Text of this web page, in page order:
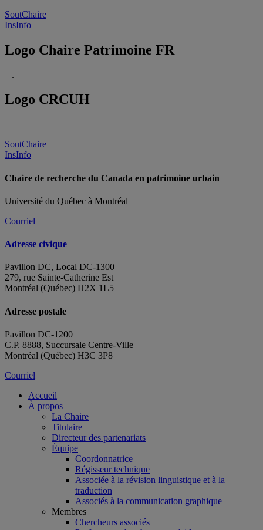
SoutChaire
InsInfo
Logo Chaire Patrimoine FR
.
Logo CRCUH
SoutChaire
InsInfo
Chaire de recherche du Canada en patrimoine urbain
Université du Québec à Montréal
Courriel
Adresse civique
Pavillon DC, Local DC-1300
279, rue Sainte-Catherine Est
Montréal (Québec) H2X 1L5
Adresse postale
Pavillon DC-1200
C.P. 8888, Succursale Centre-Ville
Montréal (Québec) H3C 3P8
Courriel
Accueil
À propos
La Chaire
Titulaire
Directeur des partenariats
Équipe
Coordonnatrice
Régisseur technique
Associée à la révision linguistique et à la
traduction
Associés à la communication graphique
Membres
Chercheurs associés